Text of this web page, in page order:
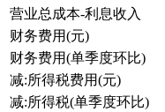
营业总成本-利息收入
财务费用(元)
财务费用(单季度环比)
减:所得税费用(元)
减:所得税(单季度环比)